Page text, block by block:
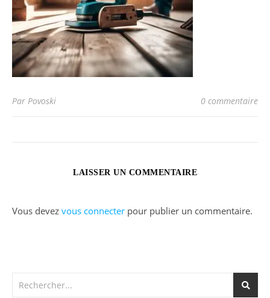
Par Povoski 0 commentaire
LAISSER UN COMMENTAIRE
Vous devez vous connecter pour publier un commentaire.